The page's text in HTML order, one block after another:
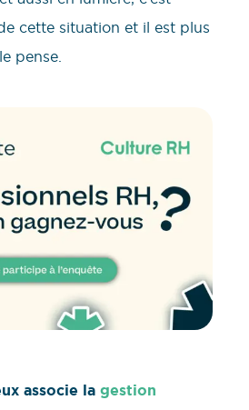
cette situation et il est plus
pense.
associe la gestion